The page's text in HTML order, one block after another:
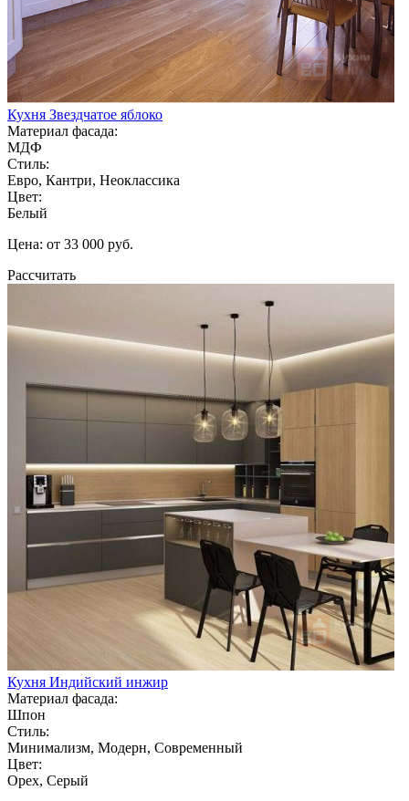
Кухня Звездчатое яблоко
Материал фасада:
МДФ
Стиль:
Евро, Кантри, Неоклассика
Цвет:
Белый
Цена: от 33 000 руб.
Рассчитать
Кухня Индийский инжир
Материал фасада:
Шпон
Стиль:
Минимализм, Модерн, Современный
Цвет:
Орех, Серый